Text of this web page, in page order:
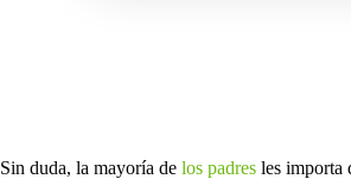
Sin duda, la mayoría de los padres les importa